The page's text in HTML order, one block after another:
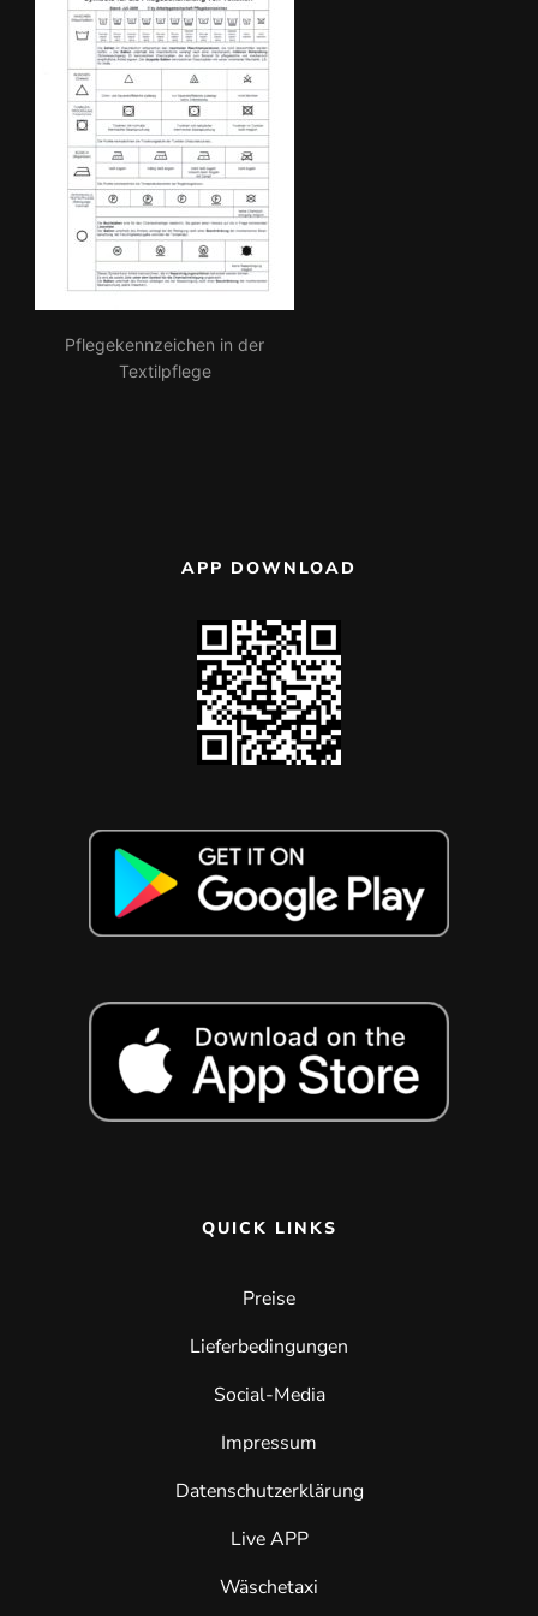
Pflegekennzeichen in der
Textilpflege
APP DOWNLOAD
QUICK LINKS
Preise
Lieferbedingungen
Social-Media
Impressum
Datenschutzerklärung
Live APP
Wäschetaxi